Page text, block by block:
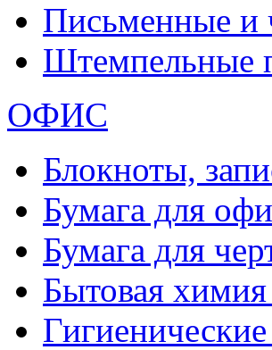
Письменные и
Штемпельные
ОФИС
Блокноты,
Бумага для
Бумага для
Бытовая химия